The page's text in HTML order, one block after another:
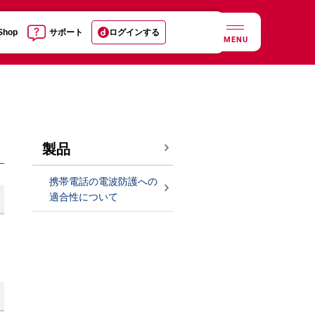
サポート ログインする
MENU
製品
携帯電話の電波防護への
適合性について